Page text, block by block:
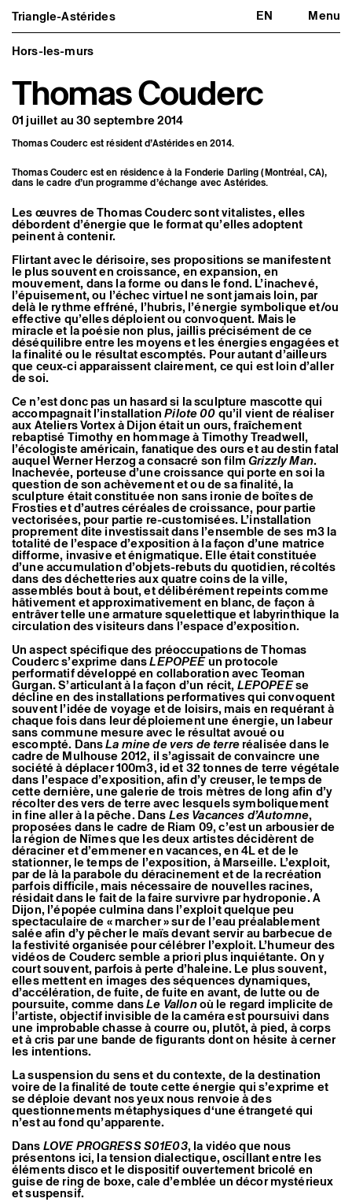
Triangle-Astérides EN Menu
Triangle-Astérides
Centre d’art contemporain
d’intérêt national
et résidence internationale d'artistes
Fermer
Présentation
À propos
Équipe et gouvernance
Formation professionnelle
Rapports d'activité
Informations pratiques
Programmation
Agenda : en cours et à venir
Expositions
Événements
Programmation éditoriale
Médiation
Publics associés
Les Nouveaux Commanditaires
Artistes résident·es et associé·es
Résident·es
Artistes associé·es
Hors-les-murs
Hors-les-murs
Thomas Couderc
01 juillet au 30 septembre 2014
Thomas Couderc est résident d’Astérides en 2014.
Thomas Couderc est en résidence à la Fonderie Darling (Montréal, CA),
dans le cadre d’un programme d’échange avec Astérides.
Les œuvres de Thomas Couderc sont vitalistes, elles
débordent d’énergie que le format qu’elles adoptent
peinent à contenir.
Flirtant avec le dérisoire, ses propositions se manifestent
le plus souvent en croissance, en expansion, en
mouvement, dans la forme ou dans le fond. L’inachevé,
l’épuisement, ou l’échec virtuel ne sont jamais loin, par
delà le rythme effréné, l’hubris, l’énergie symbolique et/ou
effective qu’elles déploient ou convoquent. Mais le
miracle et la poésie non plus, jaillis précisément de ce
déséquilibre entre les moyens et les énergies engagées et
la finalité ou le résultat escomptés. Pour autant d’ailleurs
que ceux-ci apparaissent clairement, ce qui est loin d’aller
de soi.
Ce n’est donc pas un hasard si la sculpture mascotte qui
accompagnait l’installationPilote 00qu’il vient de réaliser
aux Ateliers Vortex à Dijon était un ours, fraîchement
rebaptisé Timothy en hommage à Timothy Treadwell,
l’écologiste américain, fanatique des ours et au destin fatal
auquel Werner Herzog a consacré son filmGrizzly Man.
Inachevée, porteuse d’une croissance qui porte en soi la
question de son achèvement et ou de sa finalité, la
sculpture était constituée non sans ironie de boîtes de
Frosties et d’autres céréales de croissance, pour partie
vectorisées, pour partie re-customisées. L’installation
proprement dite investissait dans l’ensemble de ses m3 la
totalité de l’espace d’exposition à la façon d’une matrice
difforme, invasive et énigmatique. Elle était constituée
d’une accumulation d’objets-rebuts du quotidien, récoltés
dans des déchetteries aux quatre coins de la ville,
assemblés bout à bout, et délibérément repeints comme
hâtivement et approximativement en blanc, de façon à
entrâver telle une armature squelettique et labyrinthique la
circulation des visiteurs dans l’espace d’exposition.
Un aspect spécifique des préoccupations de Thomas
Couderc s’exprime dansLEPOPEEun protocole
performatif développé en collaboration avec Teoman
Gurgan. S’articulant à la façon d’un récit,LEPOPEEse
décline en des installations performatives qui convoquent
souvent l’idée de voyage et de loisirs, mais en requérant à
chaque fois dans leur déploiement une énergie, un labeur
sans commune mesure avec le résultat avoué ou
escompté. DansLa mine de vers de terreréalisée dans le
cadre de Mulhouse 2012, il s’agissait de convaincre une
société à déplacer 100m3, id et 32 tonnes de terre végétale
dans l’espace d’exposition, afin d’y creuser, le temps de
cette dernière, une galerie de trois mètres de long afin d’y
récolter des vers de terre avec lesquels symboliquement
in fine aller à la pêche. DansLes Vacances d’Automne,
proposées dans le cadre de Riam 09, c’est un arbousier de
la région de Nîmes que les deux artistes décidèrent de
déraciner et d’emmener en vacances, en 4L et de le
stationner, le temps de l’exposition, à Marseille. L’exploit,
par de là la parabole du déracinement et de la recréation
parfois difficile, mais nécessaire de nouvelles racines,
résidait dans le fait de la faire survivre par hydroponie. A
Dijon, l’épopée culmina dans l’exploit quelque peu
spectaculaire de « marcher » sur de l’eau préalablement
salée afin d’y pêcher le maïs devant servir au barbecue de
la festivité organisée pour célébrer l’exploit. L’humeur des
vidéos de Couderc semble a priori plus inquiétante. On y
court souvent, parfois à perte d’haleine. Le plus souvent,
elles mettent en images des séquences dynamiques,
d’accélération, de fuite, de fuite en avant, de lutte ou de
poursuite, comme dansLe Vallonoù le regard implicite de
l’artiste, objectif invisible de la caméra est poursuivi dans
une improbable chasse à courre ou, plutôt, à pied, à corps
et à cris par une bande de figurants dont on hésite à cerner
les intentions.
La suspension du sens et du contexte, de la destination
voire de la finalité de toute cette énergie qui s’exprime et
se déploie devant nos yeux nous renvoie à des
questionnements métaphysiques d‘une étrangeté qui
n’est au fond qu’apparente.
DansLOVE PROGRESS S01E03, la vidéo que nous
présentons ici, la tension dialectique, oscillant entre les
éléments disco et le dispositif ouvertement bricolé en
guise de ring de boxe, cale d’emblée un décor mystérieux
et suspensif.